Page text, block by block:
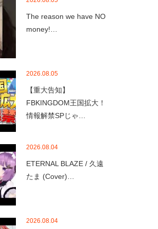
The reason we have NO
money!…
2026.08.05
【重大告知】
FBKINGDOM王国拡大！
情報解禁SPじゃ…
2026.08.04
ETERNAL BLAZE / 久遠
たま (Cover)…
2026.08.04